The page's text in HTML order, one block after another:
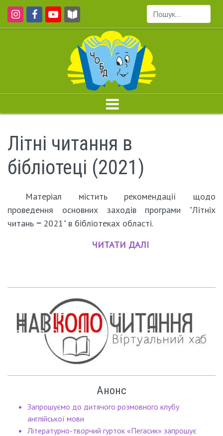
Пошук...
Літні читання в
бібліотеці (2021)
Матеріал містить рекомендації щодо
проведення основних заходів програми "Літніх
читань −2021" в бібліотеках області.
ЧИТАТИ ДАЛІ
Анонс
Запрошуємо до дитячого розмовного клубу
англійської мови
Літературно-творчий гурток «Пегасик» запрошує